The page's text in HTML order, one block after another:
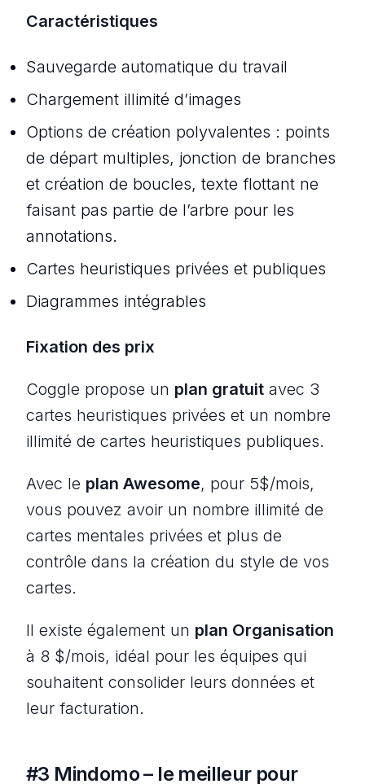
Caractéristiques
Sauvegarde automatique du travail
Chargement illimité d’images
Options de création polyvalentes : points
de départ multiples, jonction de branches
et création de boucles, texte flottant ne
faisant pas partie de l’arbre pour les
annotations.
Cartes heuristiques privées et publiques
Diagrammes intégrables
Fixation des prix
Coggle propose un plan gratuit avec 3
cartes heuristiques privées et un nombre
illimité de cartes heuristiques publiques.
Avec le plan Awesome, pour 5$/mois,
vous pouvez avoir un nombre illimité de
cartes mentales privées et plus de
contrôle dans la création du style de vos
cartes.
Il existe également un plan Organisation
à 8 $/mois, idéal pour les équipes qui
souhaitent consolider leurs données et
leur facturation.
#3 Mindomo – le meilleur pour